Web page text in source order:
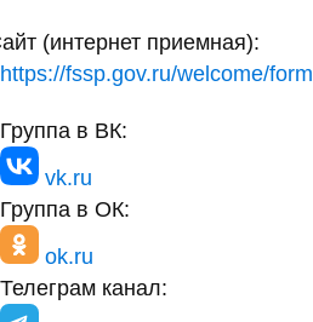
(интернет приемная):
https://fssp.gov.ru/welcome/form
Группа в ВК:
vk.ru
Группа в ОК:
ok.ru
Телеграм канал: